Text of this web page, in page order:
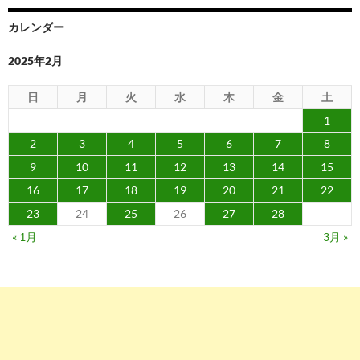
カレンダー
2025年2月
日 月 火 水 木 金
土
1
2
3 4 5 6 7
8
9
10 11 12 13 14
15
16
17 18 19 20 21
22
23
24 25 26 27
28
« 1月
3月 »